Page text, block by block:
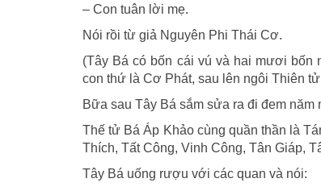
– Con tuân lời mẹ.
Nói rồi từ giả Nguyên Phi Thái Cơ.
(Tây Bá có bốn cái vú và hai mươi
con thứ là Cơ Phát, sau lên ngôi Thiên
Bữa sau Tây Bá sắm sửa ra đi đem năm
Thế tử Bá Áp Khảo cùng quần thần là
Thích, Tất Công, Vinh Công, Tân Giáp,
Tây Bá uống rượu với các quan và nói: